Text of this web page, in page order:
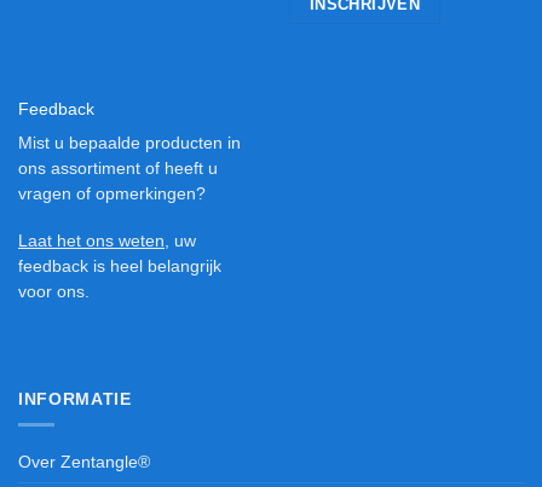
Feedback
Mist u bepaalde producten in
ons assortiment of heeft u
vragen of opmerkingen?
Laat het ons weten , uw
feedback is heel belangrijk
voor ons.
INFORMATIE
Over Zentangle®